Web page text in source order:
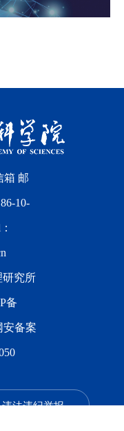
箱 邮
10-
研究所
备
安备案
违法违纪举报